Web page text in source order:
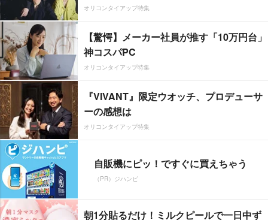
オリコンタイアップ特集
【驚愕】メーカー社員が推す「10万円台」
神コスパPC
オリコンタイアップ特集
『VIVANT』限定ウオッチ、プロデューサ
ーの感想は
オリコンタイアップ特集
自販機にピッ！ですぐに買えちゃう
（PR）ジハンピ
朝1分貼るだけ！ミルクピールで一日中ず